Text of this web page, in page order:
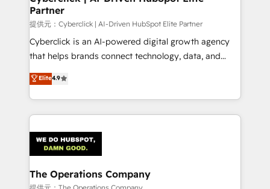
downtime. 🔹 RevOps Strategy: Align teams,
processes, and data to drive revenue efficiency. 🔹
Integrations: Connect HubSpot with your tech stack
for better adoption. 🔹 Custom Solutions: Build
SOC 2 Type II and ISO 27001 certified, reinforcing
our commitment to data security and compliance. At
Partner
提供元：Cyberclick | AI-Driven HubSpot Elite Partner
Cyberclick is an AI-powered digital growth agency
that helps brands connect technology, data, and
creativity to achieve measurable results. Founded in
Barcelona and operating across Spain, LATAM, and
the UK, we support global companies in building
smarter marketing, sales, and customer success
Iberia (Spain & Portugal), we combine human insight
with intelligent automation to drive sustainable
growth. Our multidisciplinary team designs solutions
that simplify complexity, boost performance, and
Elite4.9
The Operations Company